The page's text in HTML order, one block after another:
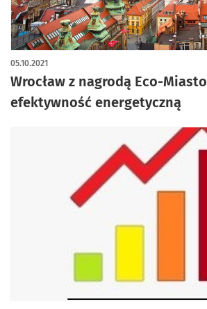
Wrocław z nagrodą Eco-
efektywność energetyczną
05.10.2021